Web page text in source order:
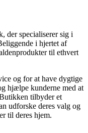
der specialiserer sig i
i hjertet af
til ethvert
og for at have dygtige
hjælpe kunderne med at
tilbyder et
udforske deres valg og
til deres hjem.